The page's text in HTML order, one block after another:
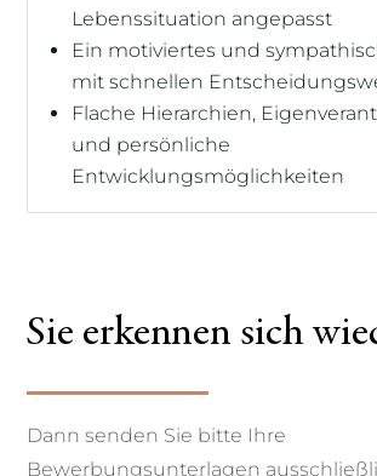
Lebenssituation angepasst
Ein motiviertes und
mit schnellen
Flache Hierarchien,
und persönliche
Entwicklungsmöglichkeiten
Sie erkennen sich
Dann senden Sie bitte Ihre
Bewerbungsunterlagen